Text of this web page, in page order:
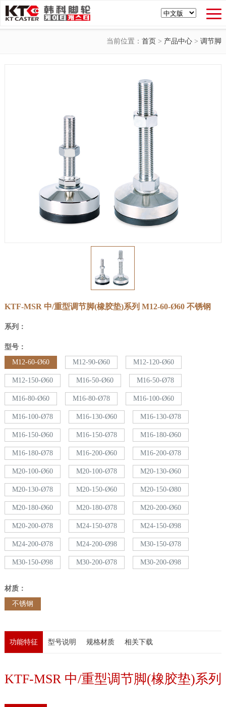
当前位置：首页 > 产品中心 >调节脚
KTF-MSR 中/重型调节脚(橡胶垫)系列 M12-60-Ø60 不锈钢
系列：
型号：
M12-60-Ø60
M12-90-Ø60 M12-120-Ø60
M12-150-Ø60 M16-50-Ø60 M16-50-Ø78
M16-80-Ø60 M16-80-Ø78 M16-100-Ø60
M16-100-Ø78 M16-130-Ø60 M16-130-Ø78
M16-150-Ø60 M16-150-Ø78 M16-180-Ø60
M16-180-Ø78 M16-200-Ø60 M16-200-Ø78
M20-100-Ø60 M20-100-Ø78 M20-130-Ø60
M20-130-Ø78 M20-150-Ø60 M20-150-Ø80
M20-180-Ø60 M20-180-Ø78 M20-200-Ø60
M20-200-Ø78 M24-150-Ø78 M24-150-Ø98
M24-200-Ø78 M24-200-Ø98 M30-150-Ø78
M30-150-Ø98 M30-200-Ø78 M30-200-Ø98
材质：
不锈钢
功能特征 型号说明 规格材质 相关下载
KTF-MSR 中/重型调节脚(橡胶垫)系列